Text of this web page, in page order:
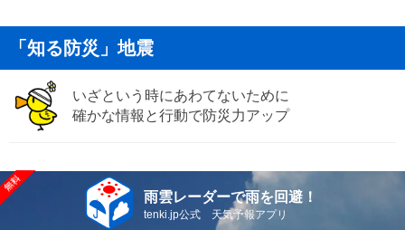
「知る防災」地震
いざという時にあわてないために
確かな情報と行動で防災力アップ
雨雲レーダーで雨を回避！
tenki.jp公式 天気予報アプリ